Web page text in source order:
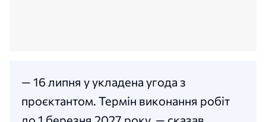
— 16 липня у укладена угода з
проєктантом. Термін виконання робіт